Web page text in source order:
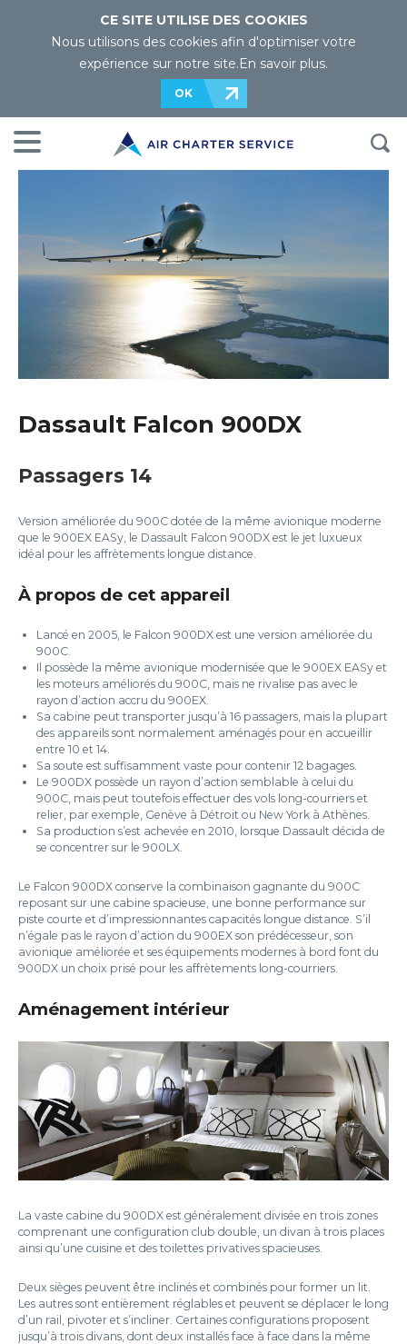
CE SITE UTILISE DES COOKIES
Nous utilisons des cookies afin d'optimiser votre
expérience sur notre site.En savoir plus.
OK
Dassault Falcon 900DX
Passagers 14
Version améliorée du 900C dotée de la même avionique moderne
que le 900EX EASy, le Dassault Falcon 900DX est le jet luxueux
idéal pour les affrètements longue distance.
À propos de cet appareil
Lancé en 2005, le Falcon 900DX est une version améliorée du
900C.
Il possède la même avionique modernisée que le 900EX EASy et
les moteurs améliorés du 900C, mais ne rivalise pas avec le
rayon d’action accru du 900EX.
Sa cabine peut transporter jusqu’à 16 passagers, mais la plupart
des appareils sont normalement aménagés pour en accueillir
entre 10 et 14.
Sa soute est suffisamment vaste pour contenir 12 bagages.
Le 900DX possède un rayon d’action semblable à celui du
900C, mais peut toutefois effectuer des vols long-courriers et
relier, par exemple, Genève à Détroit ou New York à Athènes.
Sa production s’est achevée en 2010, lorsque Dassault décida de
se concentrer sur le 900LX.
Le Falcon 900DX conserve la combinaison gagnante du 900C
reposant sur une cabine spacieuse, une bonne performance sur
piste courte et d’impressionnantes capacités longue distance. S’il
n’égale pas le rayon d’action du 900EX son prédécesseur, son
avionique améliorée et ses équipements modernes à bord font du
900DX un choix prisé pour les affrètements long-courriers.
Aménagement intérieur
La vaste cabine du 900DX est généralement divisée en trois zones
comprenant une configuration club double, un divan à trois places
ainsi qu’une cuisine et des toilettes privatives spacieuses.
Deux sièges peuvent être inclinés et combinés pour former un lit.
Les autres sont entièrement réglables et peuvent se déplacer le long
d’un rail, pivoter et s’incliner. Certaines configurations proposent
jusqu’à trois divans, dont deux installés face à face dans la même